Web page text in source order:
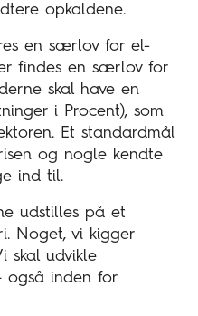
opkaldene.
en særlov for el-
findes en særlov for
skal have en
i Procent), som
Et standardmål
og nogle kendte
ind til.
udstilles på et
Noget, vi kigger
udvikle
også inden for